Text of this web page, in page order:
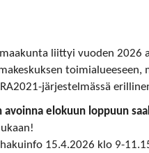
maakunta liittyi vuoden 2026
toimialueeseen,
järjestelmässä
avoinna elokuun loppuun
15.4.2026 klo 9-